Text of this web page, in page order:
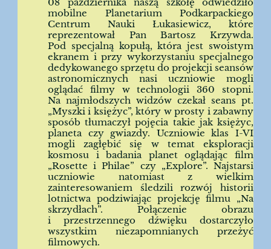
mobilne Planetarium Podkarpackiego
Centrum Nauki Łukasiewicz, które
reprezentował Pan Bartosz Krzywda.
Pod specjalną kopułą, która jest swoistym
ekranem i przy wykorzystaniu specjalnego
dedykowanego sprzętu do projekcji seansów
astronomicznych nasi uczniowie mogli
oglądać filmy w technologii 360 stopni.
Na najmłodszych widzów czekał seans pt.
„Myszki i księżyc”, który w prosty i zabawny
sposób tłumaczył pojęcia takie jak księżyc,
planeta czy gwiazdy. Uczniowie klas I-VI
mogli zagłębić się w temat eksploracji
kosmosu i badania planet oglądając film
„Rosette i Philae” czy „Explore”. Najstarsi
uczniowie natomiast z wielkim
zainteresowaniem śledzili rozwój historii
lotnictwa podziwiając projekcję filmu „Na
skrzydłach”. Połączenie obrazu
i przestrzennego dźwięku dostarczyło
wszystkim niezapomnianych przeżyć
filmowych.